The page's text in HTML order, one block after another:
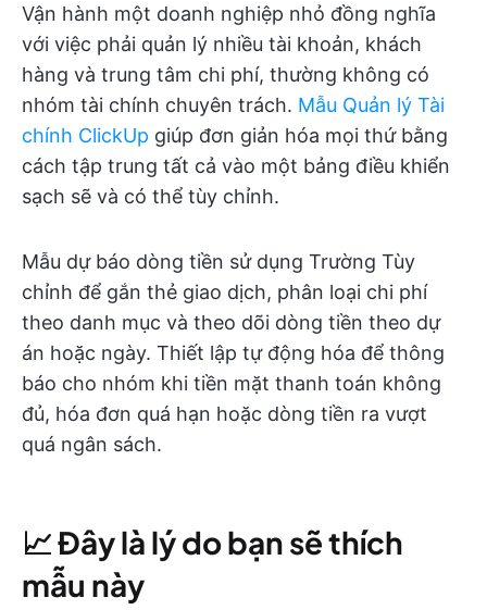
Vận hành một doanh nghiệp nhỏ đồng nghĩa
với việc phải quản lý nhiều tài khoản, khách
hàng và trung tâm chi phí, thường không có
nhóm tài chính chuyên trách. Mẫu Quản lý Tài
chính ClickUp giúp đơn giản hóa mọi thứ bằng
cách tập trung tất cả vào một bảng điều khiển
sạch sẽ và có thể tùy chỉnh.
Mẫu dự báo dòng tiền sử dụng Trường Tùy
chỉnh để gắn thẻ giao dịch, phân loại chi phí
theo danh mục và theo dõi dòng tiền theo dự
án hoặc ngày. Thiết lập tự động hóa để thông
báo cho nhóm khi tiền mặt thanh toán không
đủ, hóa đơn quá hạn hoặc dòng tiền ra vượt
quá ngân sách.
📈Đây là lý do bạn sẽ thích
mẫu này